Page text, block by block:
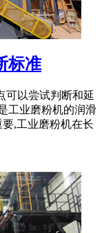
标准
可以尝试判断和延
工业磨粉机的润滑
,工业磨粉机在长